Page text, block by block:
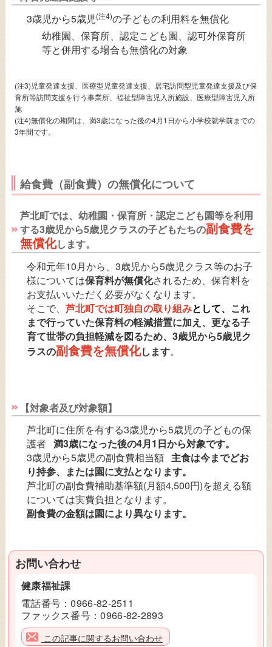
3歳児から5歳児(注4)の子どもの利用料を無償化
幼稚園、保育所、認定こども園、認可外保育所
等と併用する場合も無償化の対象
(注3)児童発達支援、医療型児童発達支援、居宅訪問型児童発達支援及び保
育所等訪問支援を行う事業所、福祉型障害児入所施設、医療型障害児入所
施
(注4)無償化の期間は、満3歳になった後の4月1日から小学校就学前までの
3年間です。
給食費（副食費）の無償化について
芦北町では、幼稚園・保育所・認定こども園等を利用
する3歳児から5歳児クラスの子どもたちの副食費を
無償化します。
令和元年10月から、3歳児から5歳児クラス等のお子
様については保育料が無償化されるため、保育料を
お支払いいただく必要がなくなります。
そこで、 芦北町では町独自の取り組みとして、 これ
まで行っていた保育料の軽減措置に加え、更なる子
育て世帯の負担軽減を図るため、3歳児から5歳児ク
ラスの副食費を無償化します。
【対象者及び対象額】
芦北町に住所を有する3歳児から5歳児の子どもの保
護者 満3歳になった後の4月1日から対象です。
3歳児から5歳児の副食費相当額 主食は今までどお
り持参、または園に支払となります。
芦北町の副食費補助基準額(月額4,500円)を超える額
については実費負担となります。
副食費の金額は園により異なります。
お問い合わせ
健康福祉課
電話番号：0966-82-2511
ファックス番号：0966-82-2893
この記事に関するお問い合わせ